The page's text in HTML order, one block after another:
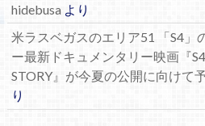
hidebusaより
米ラスベガスのエリア51 「S4」
ー最新ドキュメンタリー映画『
STORY』が今夏の公開に向けて
り